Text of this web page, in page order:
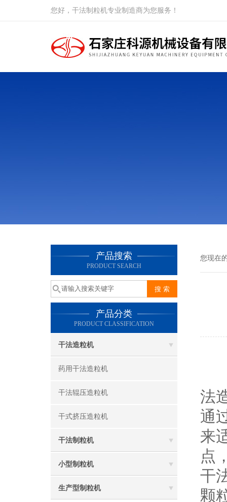
您好，干法制粒机专业制造商为您服务！
产品搜索
PRODUCT SEARCH
产品分类
PRODUCT CLASSIFICATION
干法造粒机
药用干法造粒机
干法辊压造粒机
干式挤压造粒机
干法制粒机
小型制粒机
生产型制粒机
您现在
法
通
来
点
干
颗